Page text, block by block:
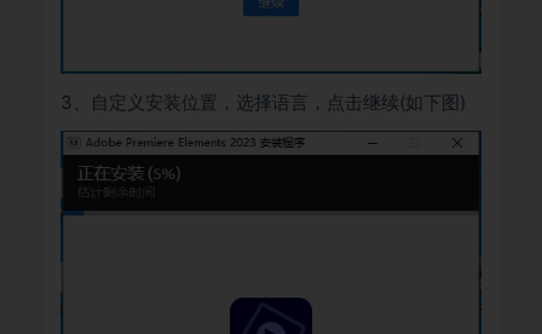
3、自定义安装位置，选择语言，点击继续(如下图)